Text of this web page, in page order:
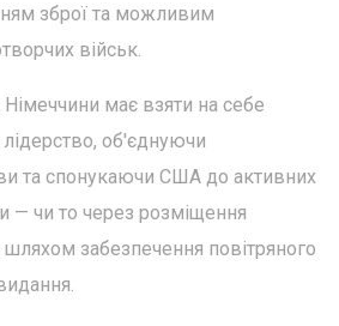
зброї та можливим
військ.
має взяти на себе
лідерство, об'єднуючи
та спонукаючи США до активних
— чи то через розміщення
забезпечення повітряного